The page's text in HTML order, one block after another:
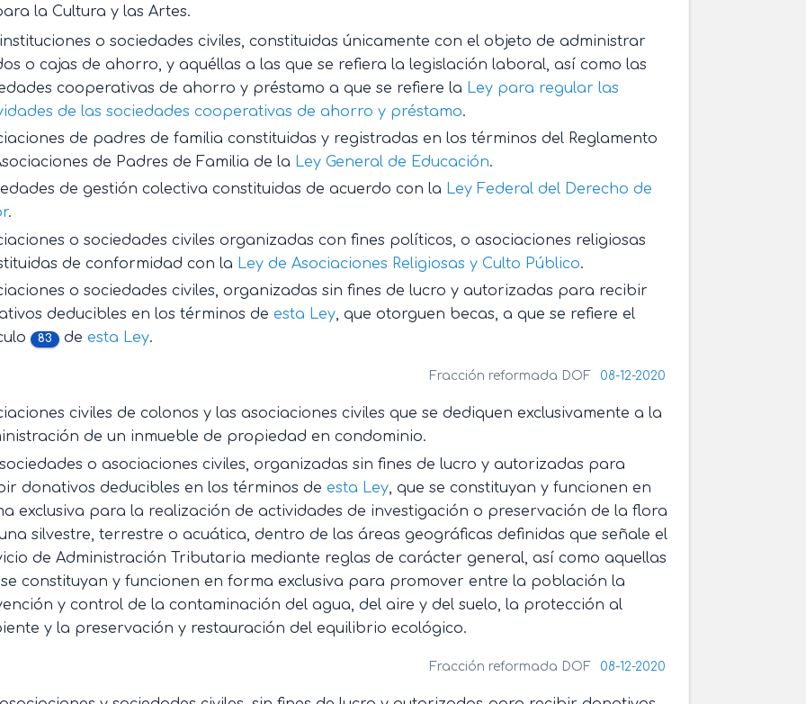
la Cultura y las Artes.
o sociedades civiles, constituidas únicamente con el objeto de administrar
o cajas de ahorro, y aquéllas a las que se refiera la legislación laboral, así como las
cooperativas de ahorro y préstamo a que se refiere la Ley para regular las
de las sociedades cooperativas de ahorro y préstamo.
de padres de familia constituidas y registradas en los términos del Reglamento
de Padres de Familia de la Ley General de Educación.
de gestión colectiva constituidas de acuerdo con la Ley Federal del Derecho de
.
o sociedades civiles organizadas con fines políticos, o asociaciones religiosas
de conformidad con la Ley de Asociaciones Religiosas y Culto Público.
o sociedades civiles, organizadas sin fines de lucro y autorizadas para recibir
deducibles en los términos deesta Ley, que otorguen becas, a que se refiere el
83 deesta Ley.
Fracción reformada DOF 08-12-2020
civiles de colonos y las asociaciones civiles que se dediquen exclusivamente a la
de un inmueble de propiedad en condominio.
o asociaciones civiles, organizadas sin fines de lucro y autorizadas para
donativos deducibles en los términos deesta Ley, que se constituyan y funcionen en
exclusiva para la realización de actividades de investigación o preservación de la flora
silvestre, terrestre o acuática, dentro de las áreas geográficas definidas que señale el
de Administración Tributaria mediante reglas de carácter general, así como aquellas
constituyan y funcionen en forma exclusiva para promover entre la población la
y control de la contaminación del agua, del aire y del suelo, la protección al
y la preservación y restauración del equilibrio ecológico.
Fracción reformada DOF 08-12-2020